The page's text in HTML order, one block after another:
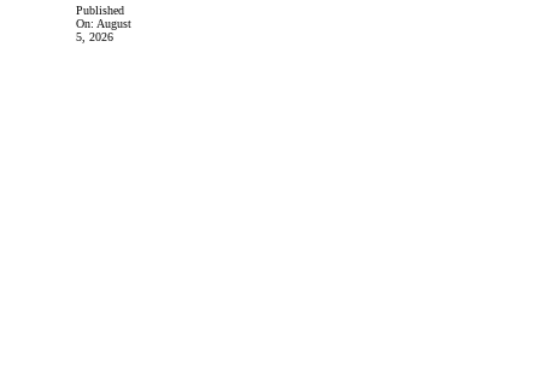
Published
On: August
5, 2026